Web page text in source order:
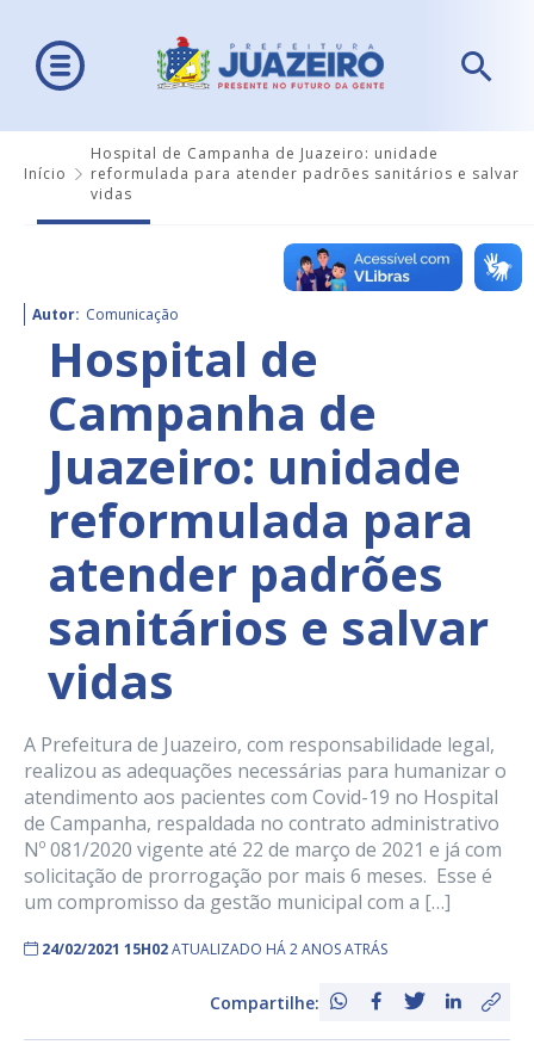
Início
Hospital de Campanha de Juazeiro: unidade
reformulada para atender padrões sanitários e salvar
vidas
Autor: Comunicação
Hospital de
Campanha de
Juazeiro: unidade
reformulada para
atender padrões
sanitários e salvar
vidas
A Prefeitura de Juazeiro, com responsabilidade legal,
realizou as adequações necessárias para humanizar o
atendimento aos pacientes com Covid-19 no Hospital
de Campanha, respaldada no contrato administrativo
Nº 081/2020 vigente até 22 de março de 2021 e já com
solicitação de prorrogação por mais 6 meses. Esse é
um compromisso da gestão municipal com a […]
24/02/2021 15H02ATUALIZADO HÁ 2 ANOS ATRÁS
Compartilhe: